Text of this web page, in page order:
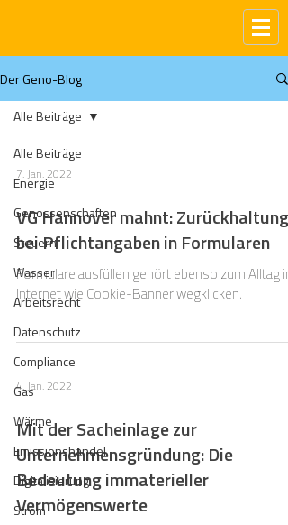
Der Geno-Blog
Alle Beiträge
Energie
Genossenschaften
Steuern
Wasser
Arbeitsrecht
Datenschutz
Compliance
Gas
Wärme
Emissionshandel
Digitalisierung
Strom
Alle Beiträge
7. Jan. 2022
VG Hannover mahnt: Zurückhaltung
bei Pflichtangaben in Formularen
Formulare ausfüllen gehört ebenso zum Alltag im
Internet wie Cookie-Banner wegklicken.
4. Jan. 2022
Mit der Sacheinlage zur
Unternehmensgründung: Die
Bedeutung immaterieller
Vermögenswerte